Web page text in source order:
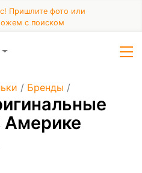
Пришлите фото или
с поиском
/ Бренды /